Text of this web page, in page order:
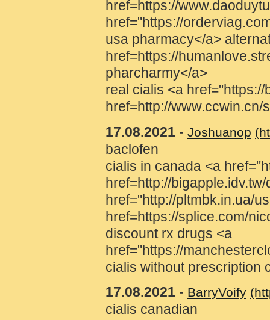
href=https://
href="https://
usa pharmacy</a>
href=https://
pharcharmy</a>
real cialis <a
href=http://
17.08.2021 - Joshuanop
baclofen
cialis in canada <a
href=http://
href="http://pltmbk.in.ua/
href=https://splice.com/
discount rx drugs <a
href="https://
cialis without prescription
17.08.2021 - BarryVoify
cialis canadian